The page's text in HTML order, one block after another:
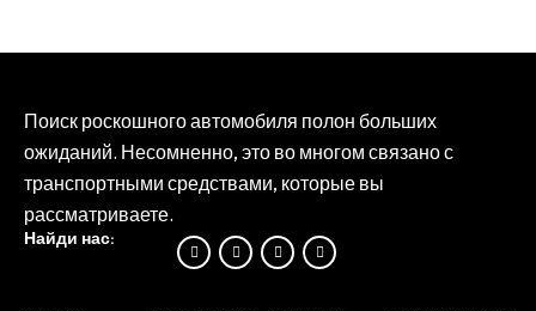
Поиск роскошного автомобиля полон больших
ожиданий. Несомненно, это во многом связано с
транспортными средствами, которые вы
рассматриваете.
Найди нас: